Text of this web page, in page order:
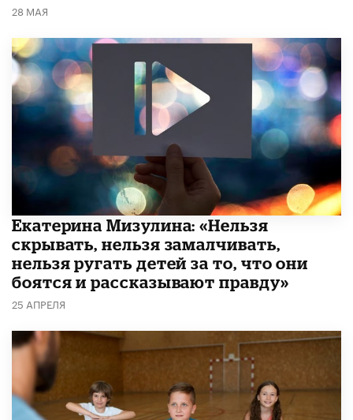
28 МАЯ
Екатерина Мизулина: «Нельзя
скрывать, нельзя замалчивать,
нельзя ругать детей за то, что они
боятся и рассказывают правду»
25 АПРЕЛЯ